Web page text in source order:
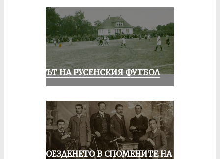
ВЕКЪТ НА РУСЕНСКИЯ ФУТБОЛ
КОЛОЕЗДЕНЕТО В СПОМЕНИТЕ НА